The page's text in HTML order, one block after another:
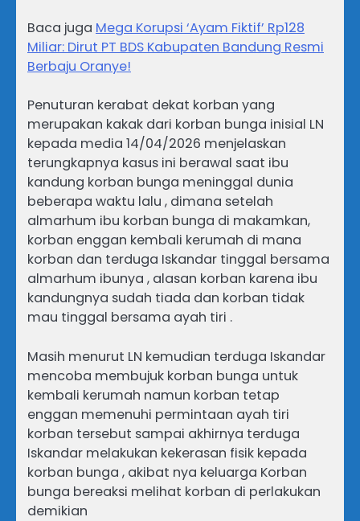
Baca juga Mega Korupsi ‘Ayam Fiktif’ Rp128
Miliar: Dirut PT BDS Kabupaten Bandung Resmi
Berbaju Oranye!
Penuturan kerabat dekat korban yang
merupakan kakak dari korban bunga inisial LN
kepada media 14/04/2026 menjelaskan
terungkapnya kasus ini berawal saat ibu
kandung korban bunga meninggal dunia
beberapa waktu lalu , dimana setelah
almarhum ibu korban bunga di makamkan,
korban enggan kembali kerumah di mana
korban dan terduga Iskandar tinggal bersama
almarhum ibunya , alasan korban karena ibu
kandungnya sudah tiada dan korban tidak
mau tinggal bersama ayah tiri .
Masih menurut LN kemudian terduga Iskandar
mencoba membujuk korban bunga untuk
kembali kerumah namun korban tetap
enggan memenuhi permintaan ayah tiri
korban tersebut sampai akhirnya terduga
Iskandar melakukan kekerasan fisik kepada
korban bunga , akibat nya keluarga Korban
bunga bereaksi melihat korban di perlakukan
demikian